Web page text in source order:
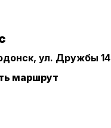
ул. Дружбы 14
маршрут